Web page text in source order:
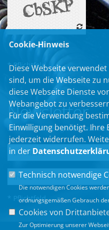
* Pflichtfeld
Newsletter
Erhalten Sie Neuigkeiten aus
* Pflichtfeld
Cookie-Hinweis
Diese Webseite
sind, um die Webseite zu
diese Webseite Dienste
Webangebot zu
Für die Verwendung
Einwilligung benötigt. Ihre
jederzeit widerrufen.
in der
Technisch notwendige
Die notwendigen Cookies
ordnungsgemäßen Gebrauch
Cookies von
Zur Optimierung unserer